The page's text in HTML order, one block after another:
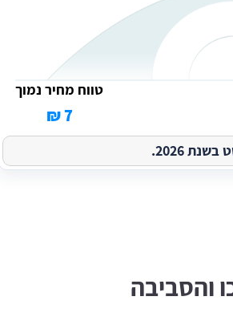
טווח מחיר נמוך
7 ₪
2026.
והסביבה